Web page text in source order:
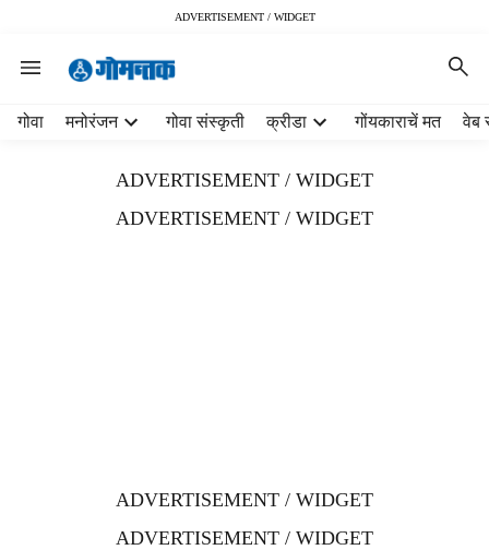
ADVERTISEMENT / WIDGET
गोवा मनोरंजन गोवा संस्कृती क्रीडा गोंयकाराचें मत वेब
ADVERTISEMENT / WIDGET
ADVERTISEMENT / WIDGET
ADVERTISEMENT / WIDGET
ADVERTISEMENT / WIDGET